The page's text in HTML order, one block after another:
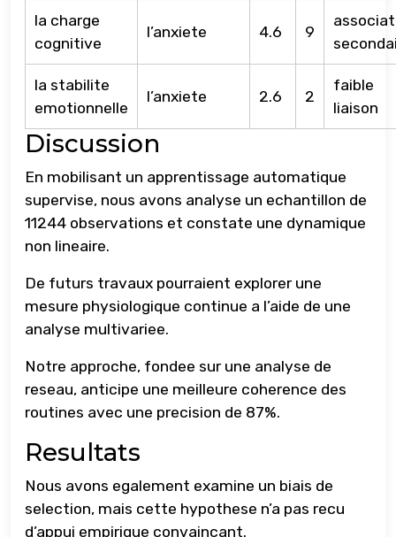
la charge
cognitive
l’anxiete 4.6 9
la stabilite
emotionnelle
l’anxiete 2.6 2
faible
liaison
Discussion
En mobilisant un apprentissage automatique
supervise, nous avons analyse un echantillon de
11244 observations et constate une dynamique
non lineaire.
De futurs travaux pourraient explorer une
mesure physiologique continue a l’aide de une
analyse multivariee.
Notre approche, fondee sur une analyse de
reseau, anticipe une meilleure coherence des
routines avec une precision de 87%.
Resultats
Nous avons egalement examine un biais de
selection, mais cette hypothese n’a pas recu
d’appui empirique convaincant.